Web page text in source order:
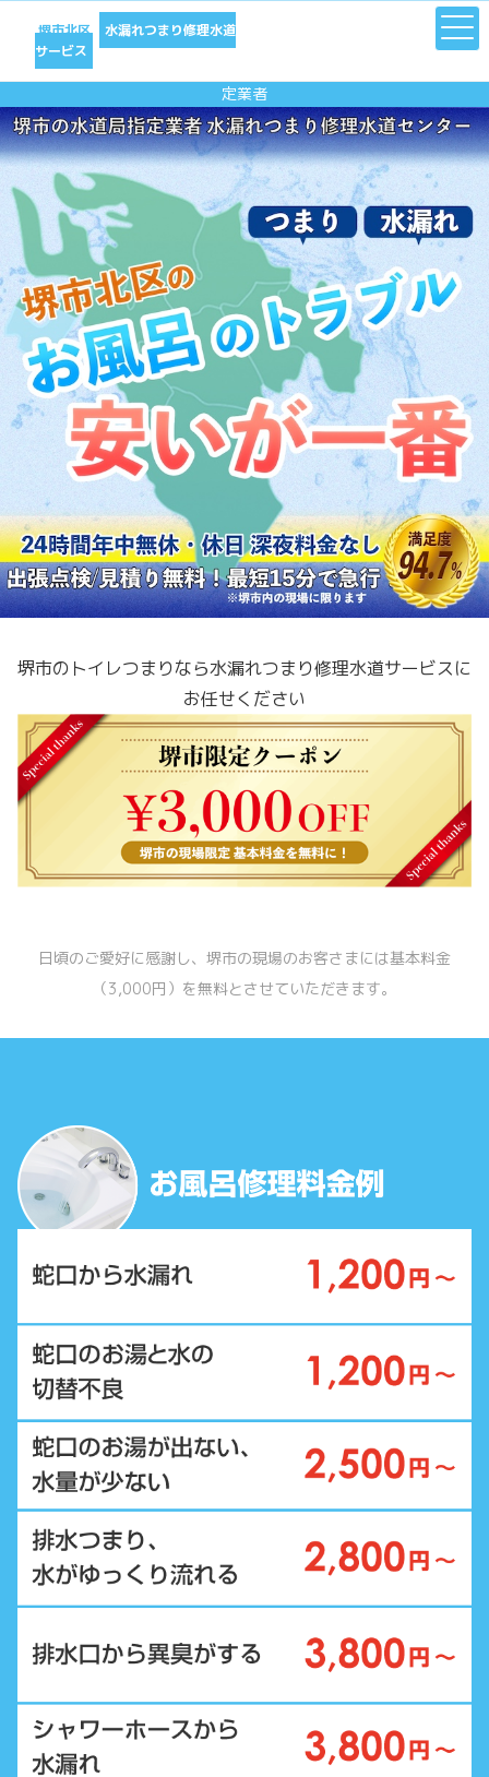
堺市北区
水漏れつまり修理水道
サービス
水のトラブル修理は堺市北区水漏れつまり修理水道サービス｜水道局指
定業者
堺市のトイレつまりなら水漏れつまり修理水道サービスに
お任せください
日頃のご愛好に感謝し、堺市の現場のお客さまには基本料金
（3,000円）を無料とさせていただきます。